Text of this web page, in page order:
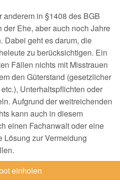
einholen
anderem in §1408 des BGB
Ehe, aber auch noch Jahre
Dabei geht es darum, die
zu berücksichtigen. Ein
Fällen nichts mit Misstrauen
den Güterstand (gesetzlicher
Unterhaltspflichten oder
Aufgrund der weitreichenden
kann auch in diesem
einen Fachanwalt oder eine
zur Vermeidung